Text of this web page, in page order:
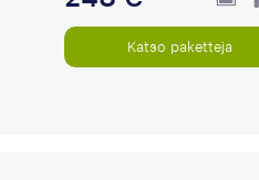
Katso paketteja